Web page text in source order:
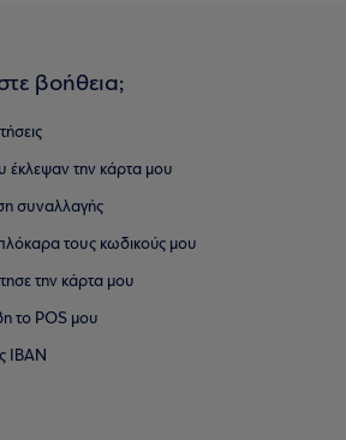
βοήθεια;
την κάρτα μου
συναλλαγής
τους κωδικούς μου
την κάρτα μου
το POS μου
IBAN